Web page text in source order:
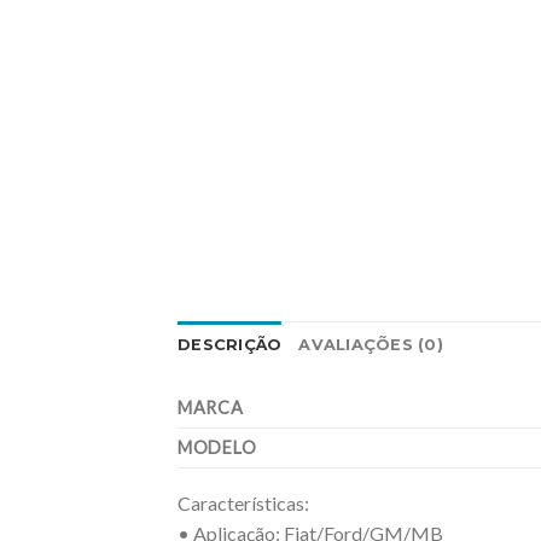
DESCRIÇÃO AVALIAÇÕES (0)
MARCA
MODELO
Características:
• Aplicação: Fiat/Ford/GM/MB